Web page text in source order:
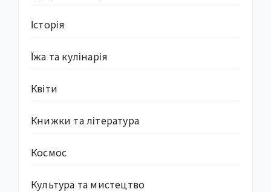
Історія
Їжа та кулінарія
Квіти
Книжки та література
Космос
Культура та мистецтво